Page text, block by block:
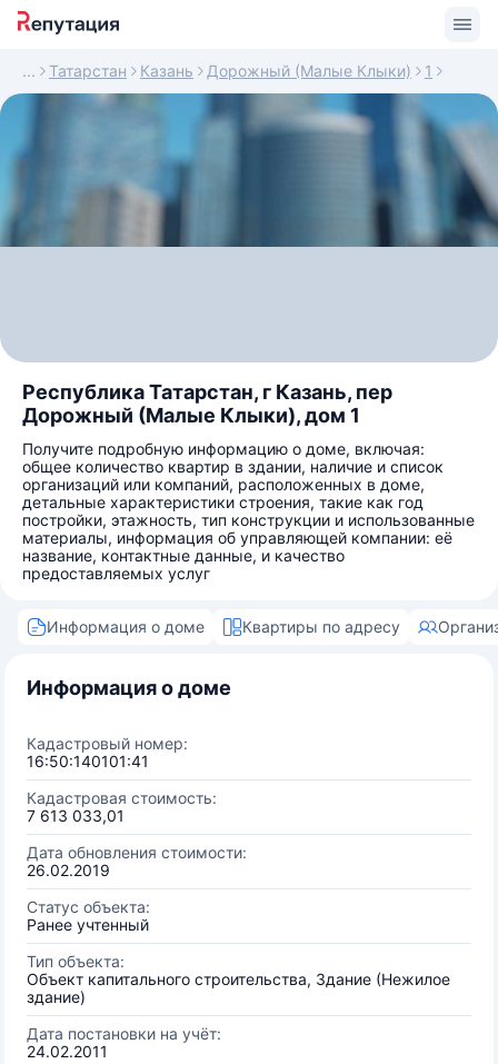
Татарстан Казань Дорожный (Малые Клыки) 1
Республика Татарстан, г Казань, пер
Дорожный (Малые Клыки), дом 1
Получите подробную информацию о доме, включая:
общее количество квартир в здании, наличие и список
организаций или компаний, расположенных в доме,
детальные характеристики строения, такие как год
постройки, этажность, тип конструкции и использованные
материалы, информация об управляющей компании: её
название, контактные данные, и качество
предоставляемых услуг
Информация о доме Квартиры по адресу
Информация о доме
Кадастровый номер:
16:50:140101:41
Кадастровая стоимость:
7 613 033,01
Дата обновления стоимости:
26.02.2019
Статус объекта:
Ранее учтенный
Тип объекта:
Объект капитального строительства, Здание (Нежилое
здание)
Дата постановки на учёт:
24.02.2011